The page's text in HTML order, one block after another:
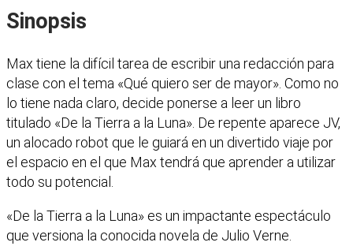
Sinopsis
Max tiene la difícil tarea de escribir una redacción para
clase con el tema «Qué quiero ser de mayor». Como no
lo tiene nada claro, decide ponerse a leer un libro
titulado «De la Tierra a la Luna». De repente aparece JV,
un alocado robot que le guiará en un divertido viaje por
el espacio en el que Max tendrá que aprender a utilizar
todo su potencial.
«De la Tierra a la Luna» es un impactante espectáculo
que versiona la conocida novela de Julio Verne.